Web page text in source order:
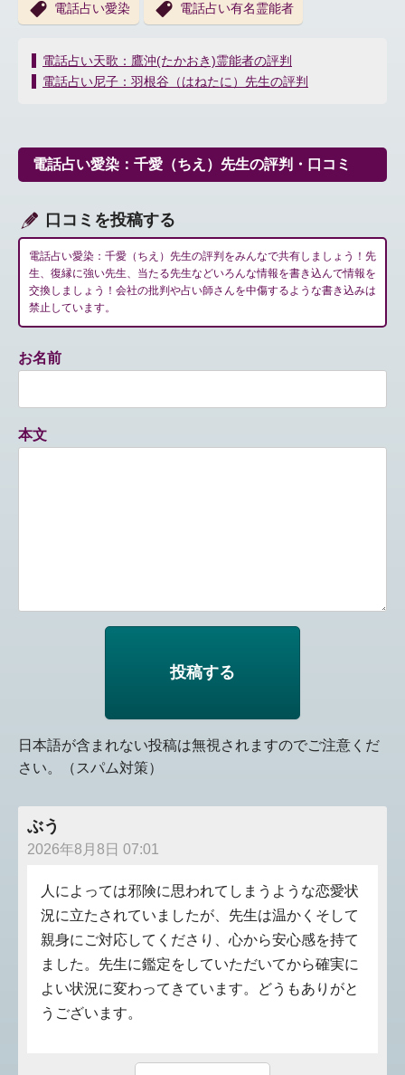
電話占い愛染 電話占い有名霊能者
投
稿
ー
シ
ン
電話占い天歌：鷹沖(たかおき)霊能者の評判
電話占い尼子：羽根谷（はねたに）先生の評判
電話占い愛染：千愛（ちえ）先生の評判・口コミ
口コミを投稿する
電話占い愛染：千愛（ちえ）先生の評判をみんなで共有しましょう！先
生、復縁に強い先生、当たる先生などいろんな情報を書き込んで情報を
交換しましょう！会社の批判や占い師さんを中傷するような書き込みは
禁止しています。
お名前
本文
日本語が含まれない投稿は無視されますのでご注意くだ
さい。（スパム対策）
ぶう
2026年8月8日 07:01
人によっては邪険に思われてしまうような恋愛状
況に立たされていましたが、先生は温かくそして
親身にご対応してくださり、心から安心感を持て
ました。先生に鑑定をしていただいてから確実に
よい状況に変わってきています。どうもありがと
うございます。